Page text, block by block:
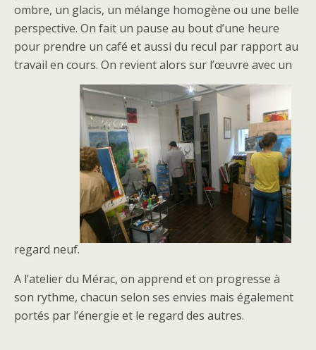
ombre, un glacis, un mélange homogène ou une belle
perspective. On fait un pause au bout d’une heure
pour prendre un café et aussi du recul par rapport au
travail en cours. On revient alors sur l’œuvre avec un
regard neuf.
A l’atelier du Mérac, on apprend et on progresse à
son rythme, chacun selon ses envies mais également
portés par l’énergie et le regard des autres.